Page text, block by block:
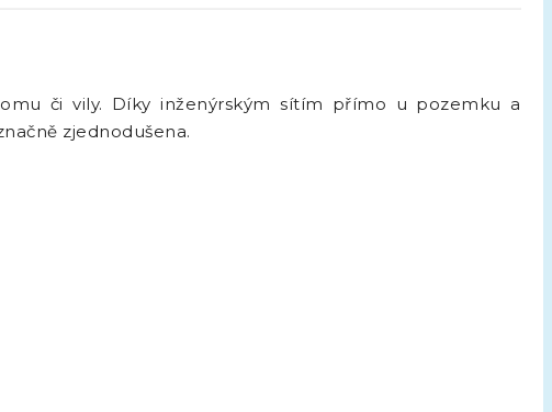
či vily. Díky inženýrským sítím přímo u pozemku a
zjednodušena.